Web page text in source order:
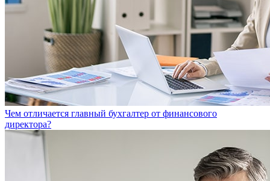
Чем отличается главный бухгалтер от финансового
директора?